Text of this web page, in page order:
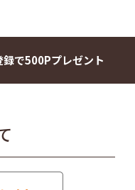
で500Pプレゼント